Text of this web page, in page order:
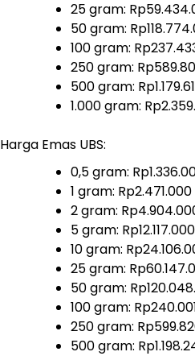
25 gram:
50 gram:
100 gram:
250 gram:
500 gram:
1.000 gram:
Harga Emas UBS:
0,5 gram:
1 gram: Rp2.471.000
2 gram:
5 gram: Rp12.117.000
10 gram:
25 gram:
50 gram:
100 gram:
250 gram:
500 gram: